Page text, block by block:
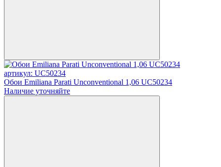
артикул: UC50234
Обои Emiliana Parati Unconventional 1,06 UC50234
Наличие уточняйте